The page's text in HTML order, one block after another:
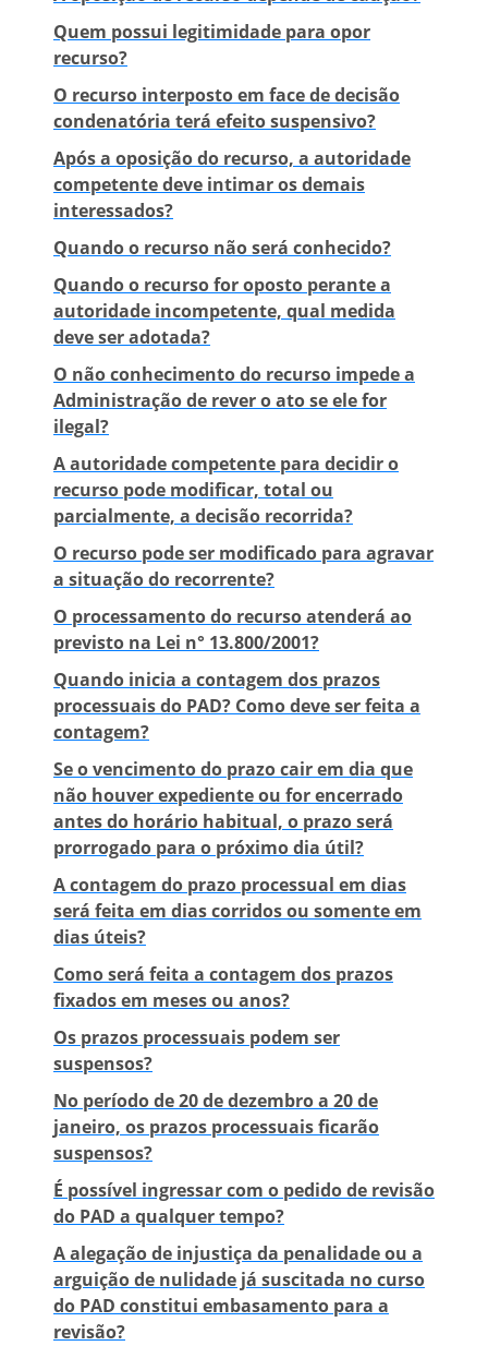
Quem possui legitimidade para opor
recurso?
O recurso interposto em face de decisão
condenatória terá efeito suspensivo?
Após a oposição do recurso, a autoridade
competente deve intimar os demais
interessados?
Quando o recurso não será conhecido?
Quando o recurso for oposto perante a
autoridade incompetente, qual medida
deve ser adotada?
O não conhecimento do recurso impede a
Administração de rever o ato se ele for
ilegal?
A autoridade competente para decidir o
recurso pode modificar, total ou
parcialmente, a decisão recorrida?
O recurso pode ser modificado para agravar
a situação do recorrente?
O processamento do recurso atenderá ao
previsto na Lei n° 13.800/2001?
Quando inicia a contagem dos prazos
processuais do PAD? Como deve ser feita a
contagem?
Se o vencimento do prazo cair em dia que
não houver expediente ou for encerrado
antes do horário habitual, o prazo será
prorrogado para o próximo dia útil?
A contagem do prazo processual em dias
será feita em dias corridos ou somente em
dias úteis?
Como será feita a contagem dos prazos
fixados em meses ou anos?
Os prazos processuais podem ser
suspensos?
No período de 20 de dezembro a 20 de
janeiro, os prazos processuais ficarão
suspensos?
É possível ingressar com o pedido de revisão
do PAD a qualquer tempo?
A alegação de injustiça da penalidade ou a
arguição de nulidade já suscitada no curso
do PAD constitui embasamento para a
revisão?